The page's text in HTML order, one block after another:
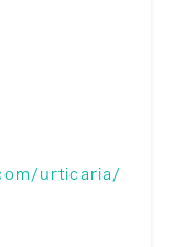
urticaria/